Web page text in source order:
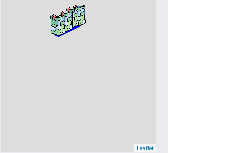
Leaflet